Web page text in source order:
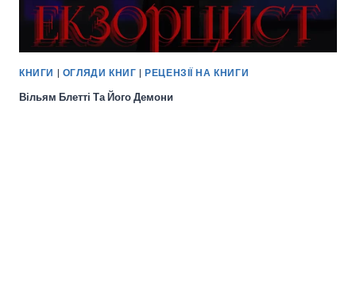
КНИГИ | ОГЛЯДИ КНИГ |РЕЦЕНЗІЇ НА КНИГИ
Вільям Блетті Та Його Демони